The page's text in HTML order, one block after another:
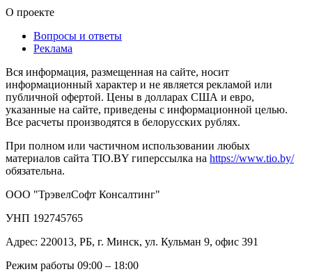
О проекте
Вопросы и ответы
Реклама
Вся информация, размещенная на сайте, носит
информационный характер и не является рекламой или
публичной офертой. Цены в долларах США и евро,
указанные на сайте, приведены с информационной целью.
Все расчеты производятся в белорусских рублях.
При полном или частичном использовании любых
материалов сайта TIO.BY гиперссылка на https://www.tio.by/
обязательна.
ООО "ТрэвелСофт Консалтинг"
УНП 192745765
Адрес: 220013, РБ, г. Минск, ул. Кульман 9, офис 391
Режим работы 09:00 – 18:00